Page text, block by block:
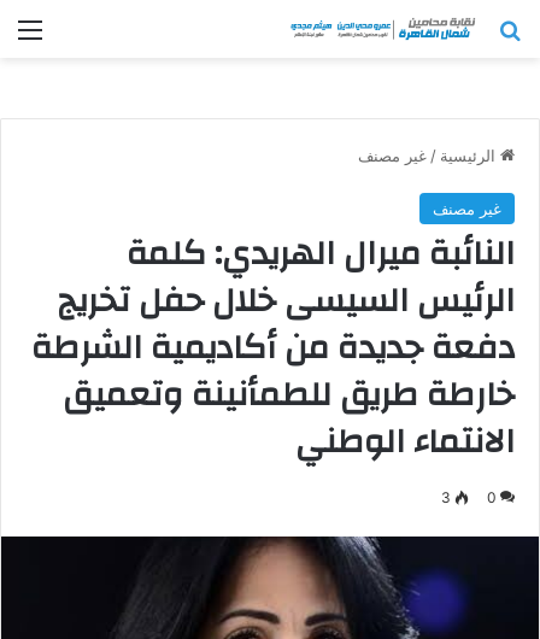
بحث عن
الرئيسية / غير مصنف
غير مصنف
النائبة ميرال الهريدي: كلمة
الرئيس السيسى خلال حفل تخريج
دفعة جديدة من أكاديمية الشرطة
خارطة طريق للطمأنينة وتعميق
الانتماء الوطني
0
3